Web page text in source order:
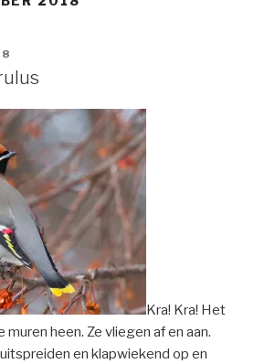
Kra! Kra! Het
heen. Ze vliegen af en aan.
en klapwiekend op en